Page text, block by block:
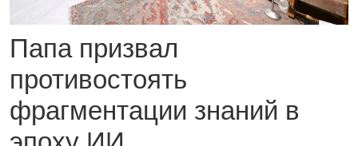
Папа призвал
противостоять
фрагментации знаний в